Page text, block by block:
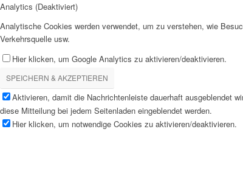
Analytics (Deaktiviert)
Analytische Cookies werden verwendet, um zu verstehen, wie
Verkehrsquelle usw.
Hier klicken, um Google Analytics zu aktivieren/deaktivieren.
SPEICHERN & AKZEPTIEREN
Aktivieren, damit die Nachrichtenleiste dauerhaft ausgeblendet
diese Mitteilung bei jedem Seitenladen eingeblendet werden.
Hier klicken, um notwendige Cookies zu aktivieren/deaktivieren.